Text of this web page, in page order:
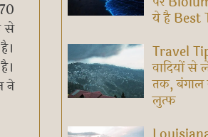
से
ने
ये है Best
Travel
वादियों
तक, बंगाल
लुत्फ